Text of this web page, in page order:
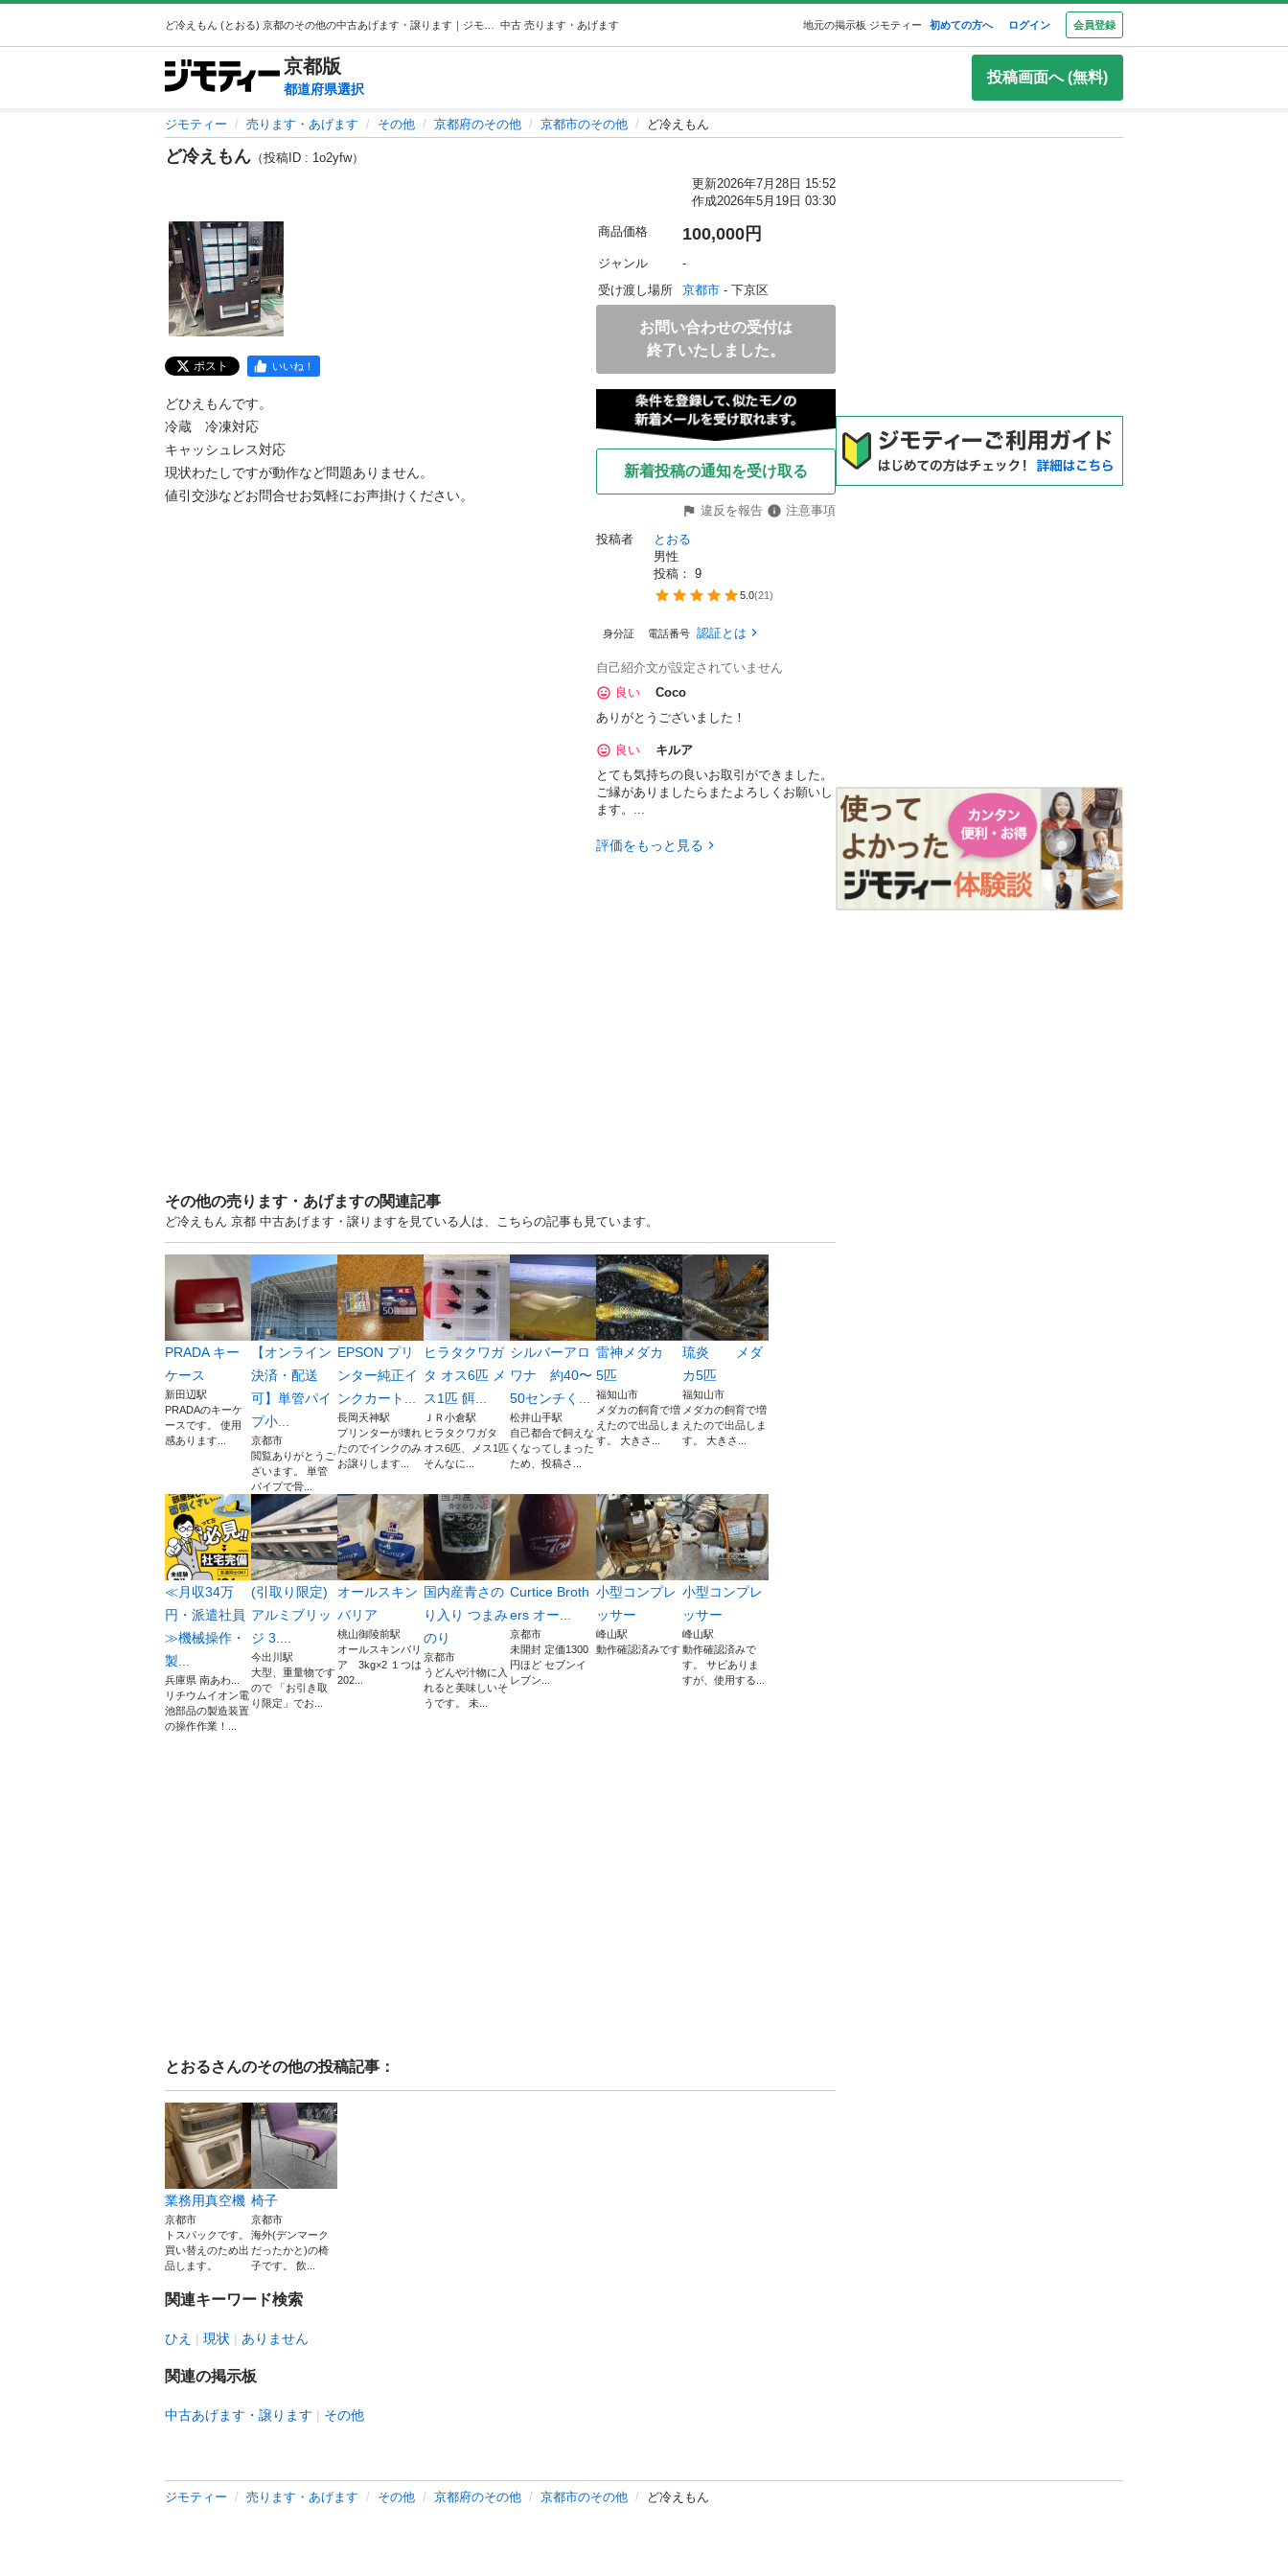
中古 売ります・あげます 地元の掲示板 ジモティー 初めての方へ ログイン 会員登録
京都版
都道府県選択
投稿画面へ (無料)
ジモティー 売ります・あげます その他 京都府のその他 京都市のその他 ど冷えもん
ど冷えもん （投稿ID : 1o2yfw）
更新2026年7月28日 15:52
作成2026年5月19日 03:30
ポスト いいね！
どひえもんです。
冷蔵　冷凍対応
キャッシュレス対応
現状わたしですが動作など問題ありません。
値引交渉などお問合せお気軽にお声掛けください。
商品価格 100,000円
ジャンル
-
受け渡し場所
京都市 - 下京区
お問い合わせの受付は
終了いたしました。
新着投稿の通知を受け取る
違反を報告
注意事項
投稿者
とおる
男性
投稿： 9
5.0(21 )
身分証 電話番号 認証とは
自己紹介文が設定されていません
良い
Coco
ありがとうございました！
良い
キルア
とても気持ちの良いお取引ができました。
ご縁がありましたらまたよろしくお願いし
ます。...
評価をもっと見る
その他の売ります・あげますの関連記事
ど冷えもん 京都 中古あげます・譲りますを見ている人は、こちらの記事も見ています。
PRADA キー
ケース
新田辺駅
PRADAのキーケ
ースです。 使用
感あります...
【オンライン
決済・配送
可】単管パイ
プ小...
京都市
閲覧ありがとうご
ざいます。 単管
パイプで骨...
EPSON プリ
ンター純正イ
ンクカート...
長岡天神駅
プリンターが壊れ
たのでインクのみ
お譲りします...
ヒラタクワガ
タ オス6匹 メ
ス1匹 餌...
ＪＲ小倉駅
ヒラタクワガタ
オス6匹、メス1匹
そんなに...
シルバーアロ
ワナ 約40〜
50センチく...
松井山手駅
自己都合で飼えな
くなってしまった
ため、投稿さ...
雷神メダカ
5匹
福知山市
メダカの飼育で増
えたので出品しま
す。 大きさ...
琉炎 メダ
カ5匹
福知山市
メダカの飼育で増
えたので出品しま
す。 大きさ...
≪月収34万
円・派遣社員
≫機械操作・
製...
兵庫県 南あわ...
リチウムイオン電
池部品の製造装置
の操作作業！...
(引取り限定)
アルミブリッ
ジ 3....
今出川駅
大型、重量物です
ので 「お引き取
り限定」でお...
オールスキン
バリア
桃山御陵前駅
オールスキンバリ
ア 3kg×2 １つは
202...
国内産青さの
り入り つまみ
のり
京都市
うどんや汁物に入
れると美味しいそ
うです。 未...
Curtice Broth
ers オー...
京都市
未開封 定価1300
円ほど セブンイ
レブン...
小型コンプレ
ッサー
峰山駅
動作確認済みです
小型コンプレ
ッサー
峰山駅
動作確認済みで
す。 サビありま
すが、使用する...
とおるさんのその他の投稿記事：
業務用真空機
京都市
トスパックです。
買い替えのため出
品します。
椅子
京都市
海外(デンマーク
だったかと)の椅
子です。 飲...
関連キーワード検索
ひえ 現状 ありません
関連の掲示板
中古あげます・譲ります その他
ジモティー 売ります・あげます その他 京都府のその他 京都市のその他 ど冷えもん